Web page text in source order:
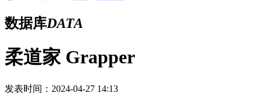
数据库DATA
柔道家 Grapper
发表时间：2024-04-27 14:13